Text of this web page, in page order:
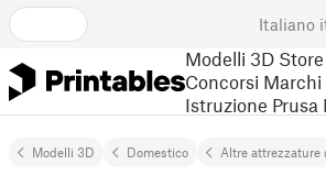
Italiano
Modelli 3D Store
Concorsi Marchi
Istruzione Prusa
Modelli 3D Domestico Altre attrezzature